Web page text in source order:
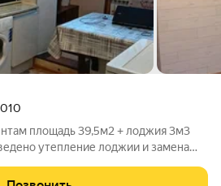
площадь 39,5м2 + лоджия 3м3
утепление лоджии и замена
помещение, вход в него с